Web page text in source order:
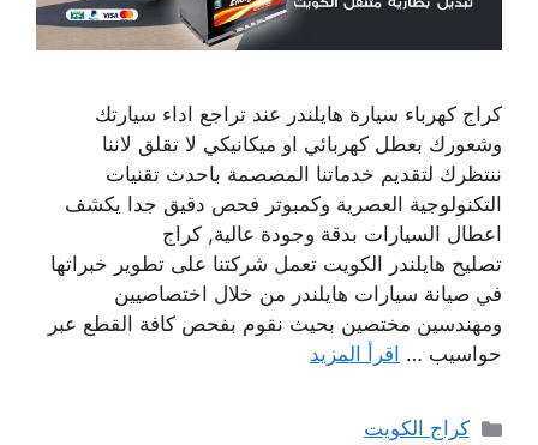
كراج كهرباء سيارة هايلندر عند تراجع اداء سيارتك
وشعورك بعطل كهربائي او ميكانيكي لا تقلق لاننا
ننتظرك لتقديم خدماتنا المصصمة باحدث تقنيات
التكنولوجية العصرية وكمبوتر فحص دقيق جدا يكشف
اعطال السيارات بدقة وجودة عالية, كراج
تصليح هايلندر الكويت تعمل شركتنا على تطوير خبراتها
في صيانة سيارات هايلندر من خلال اختصاصيين
ومهندسين مختصين بحيث نقوم بفحص كافة القطع عبر
حواسيب … اقرأ المزيد
التصنيفات
كراج الكويت